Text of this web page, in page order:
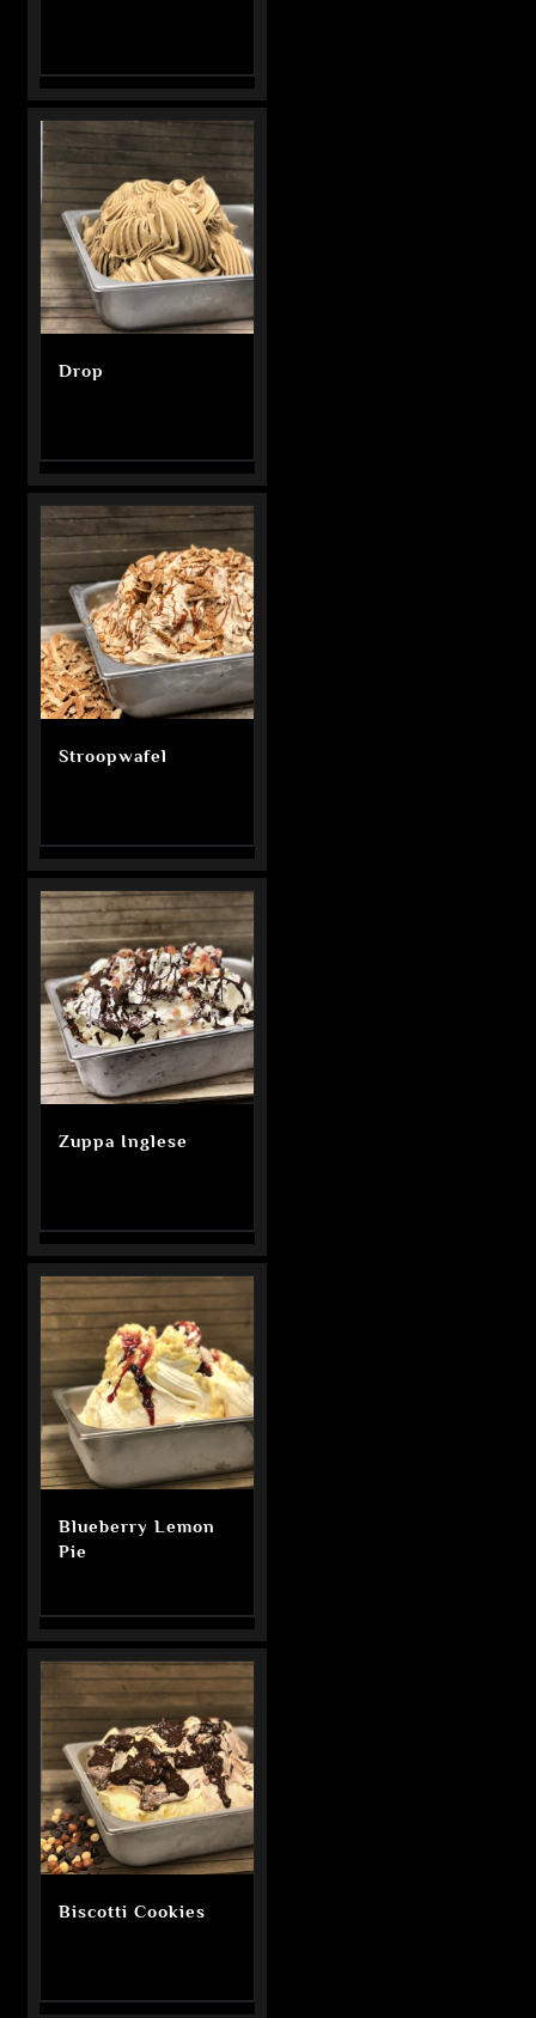
Drop
Stroopwafel
Zuppa Inglese
Blueberry Lemon
Pie
Biscotti Cookies